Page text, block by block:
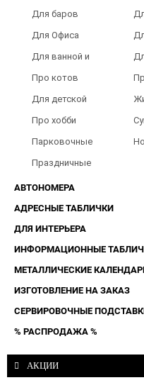
Для баров
Для Офиса
Для ванной и
Про котов
Для детской
Про хобби
Парковочные
Праздничные
АВТОНОМЕРА
АДРЕСНЫЕ ТАБЛИЧКИ
ДЛЯ ИНТЕРЬЕРА
ИНФОРМАЦИОННЫЕ
МЕТАЛЛИЧЕСКИЕ
ИЗГОТОВЛЕНИЕ НА ЗАКАЗ
СЕРВИРОВОЧНЫЕ
% РАСПРОДАЖА %
АКЦИИ